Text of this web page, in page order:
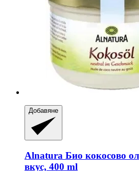
Добавяне
Alnatura Био кокосово
вкус, 400 ml